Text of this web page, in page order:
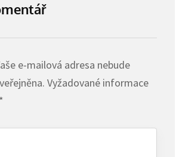
e-mailová adresa nebude
Vyžadované informace
*